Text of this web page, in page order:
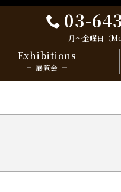
03-
月～金曜日（
Exhibitions
展覧会